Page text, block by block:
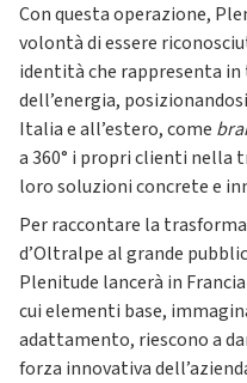
Con questa operazione,
volontà di essere
identità che rappresenta
dell’energia,
Italia e all’estero, come
a 360° i propri clienti nella
loro soluzioni concrete e
Per raccontare la
d’Oltralpe al grande
Plenitude lancerà in
cui elementi base,
adattamento, riescono a
forza innovativa